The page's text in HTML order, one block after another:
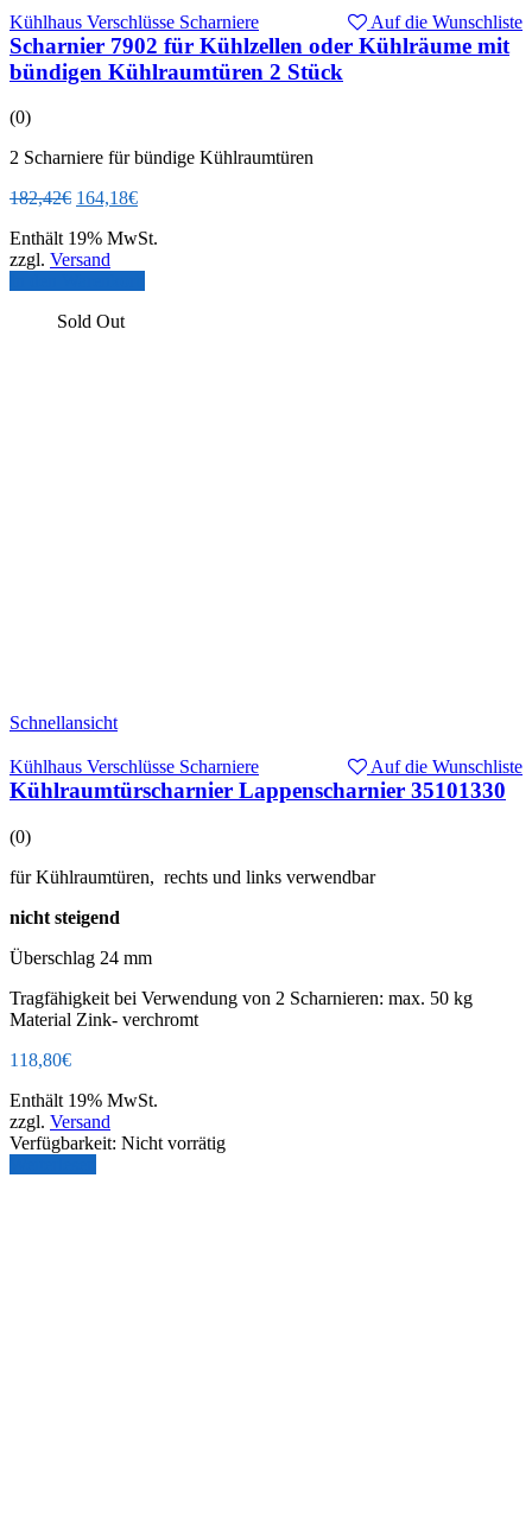
Kühlhaus Verschlüsse Scharniere Auf die Wunschliste
Scharnier 7902 für Kühlzellen oder Kühlräume mit
bündigen Kühlraumtüren 2 Stück
(0)
2 Scharniere für bündige Kühlraumtüren
182,42€ Ursprünglicher
war:
182,42€
164,18€Aktueller
ist:
Enthält 19% MwSt.
zzgl. Versand
Sold Out
Schnellansicht
Kühlhaus Verschlüsse Scharniere Auf die Wunschliste
Kühlraumtürscharnier Lappenscharnier 35101330
(0)
für Kühlraumtüren, rechts und links verwendbar
nicht steigend
Überschlag 24 mm
Tragfähigkeit bei Verwendung von 2 Scharnieren: max. 50 kg
Material Zink- verchromt
118,80€
Enthält 19% MwSt.
zzgl. Versand
Verfügbarkeit: Nicht vorrätig